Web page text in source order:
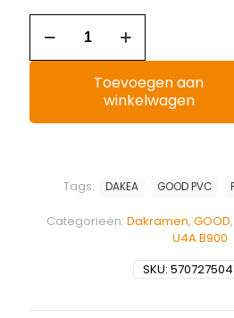
Toevoegen aan
winkelwagen
SKU:
Categorieën: Dakramen, GOOD,
U4A B900
Tags: DAKEA GOOD PVC